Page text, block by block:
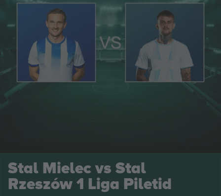
Stal Mielec vs Stal
Rzeszów 1 Liga Piletid